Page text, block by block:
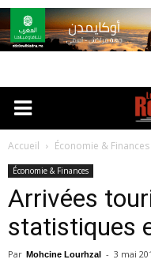
Accueil Économie & Finances
Économie & Finances
Arrivées
statistiques
Par Mohcine Lourhzal - 3 mai